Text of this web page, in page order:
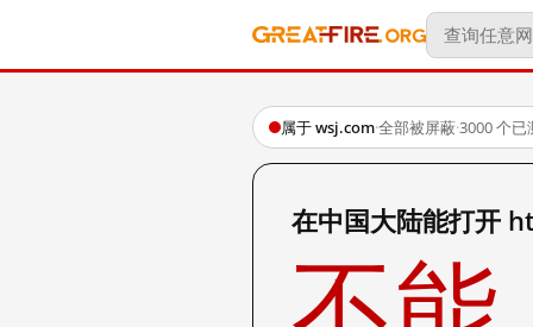
属于 wsj.com·全部被屏蔽·3000 个已
在中国大陆能打开
不能